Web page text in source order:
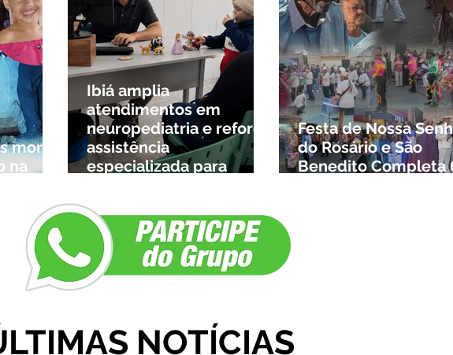
morre
na
Ibiá amplia
atendimentos em
neuropediatria e reforça
assistência
especializada para
região
Festa de Nossa
do Rosário e São
Benedito Completa
NOTÍCIAS